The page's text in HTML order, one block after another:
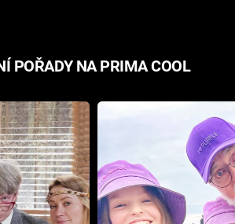
POŘADY NA PRIMA COOL